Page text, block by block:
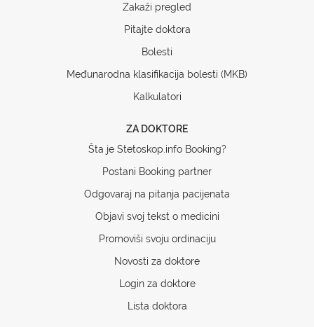
Zakaži pregled
Pitajte doktora
Bolesti
Međunarodna klasifikacija bolesti (MKB)
Kalkulatori
ZA DOKTORE
Šta je Stetoskop.info Booking?
Postani Booking partner
Odgovaraj na pitanja pacijenata
Objavi svoj tekst o medicini
Promoviši svoju ordinaciju
Novosti za doktore
Login za doktore
Lista doktora